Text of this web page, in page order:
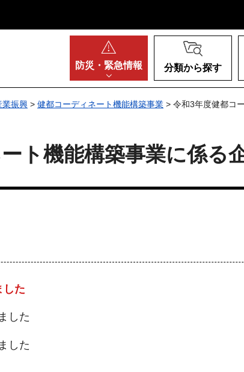
防災・ 緊急情報 分類から探す
業振興 > 健都コーディネート機能構築事業 > 令和3年度健都コ
ト機能構築事業に係る
した
した
した